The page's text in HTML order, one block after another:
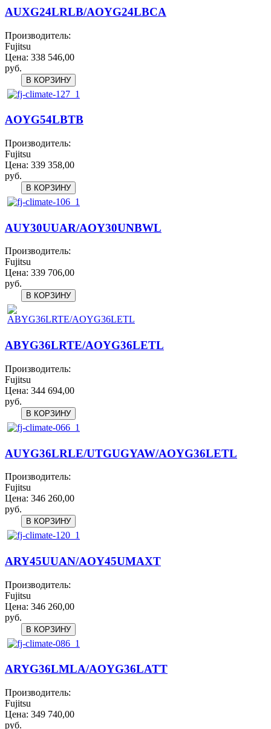
AUXG24LRLB/AOYG24LBCA
Производитель:
Fujitsu
Цена: 338 546,00
руб.
AOYG54LBTB
Производитель:
Fujitsu
Цена: 339 358,00
руб.
AUY30UUAR/AOY30UNBWL
Производитель:
Fujitsu
Цена: 339 706,00
руб.
ABYG36LRTE/AOYG36LETL
Производитель:
Fujitsu
Цена: 344 694,00
руб.
AUYG36LRLE/UTGUGYAW/AOYG36LETL
Производитель:
Fujitsu
Цена: 346 260,00
руб.
ARY45UUAN/AOY45UMAXT
Производитель:
Fujitsu
Цена: 346 260,00
руб.
ARYG36LMLA/AOYG36LATT
Производитель:
Fujitsu
Цена: 349 740,00
руб.